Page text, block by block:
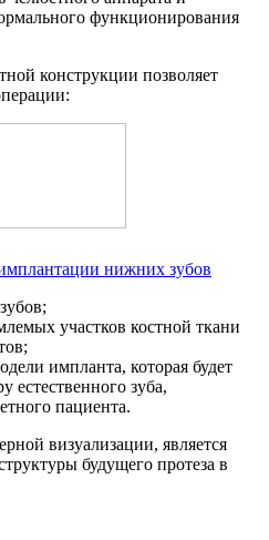
функционирования
конструкции позволяет
нижних зубов
участков костной ткани
импланта, которая будет
естественного зуба,
пациента.
визуализации, является
будущего протеза в